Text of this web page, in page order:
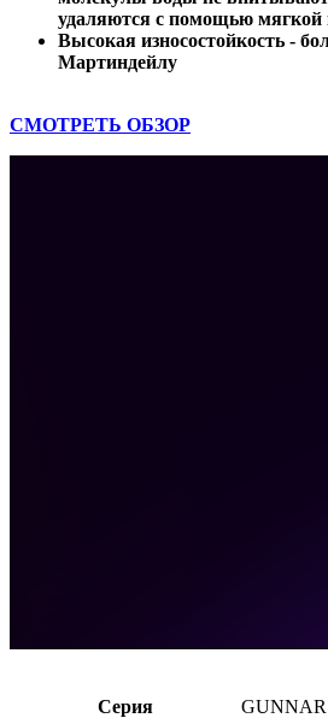
удаляются с помощью мягкой
Высокая износостойкость -
Мартиндейлу
СМОТРЕТЬ ОБЗОР
Серия GUNNAR